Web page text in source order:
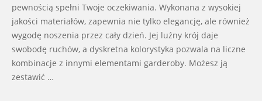
pewnością spełni Twoje oczekiwania. Wykonana z wysokiej
jakości materiałów, zapewnia nie tylko elegancję, ale również
wygodę noszenia przez cały dzień. Jej luźny krój daje
swobodę ruchów, a dyskretna kolorystyka pozwala na liczne
kombinacje z innymi elementami garderoby. Możesz ją
zestawić …